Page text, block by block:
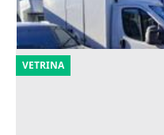
21/09/2026
VETRINA